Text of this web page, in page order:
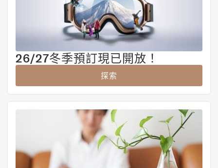
26/27冬季預訂現已開放！
探索